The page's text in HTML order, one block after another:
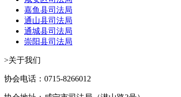
嘉鱼县司法局
通山县司法局
通城县司法局
崇阳县司法局
>关于我们
协会电话：0715-8266012